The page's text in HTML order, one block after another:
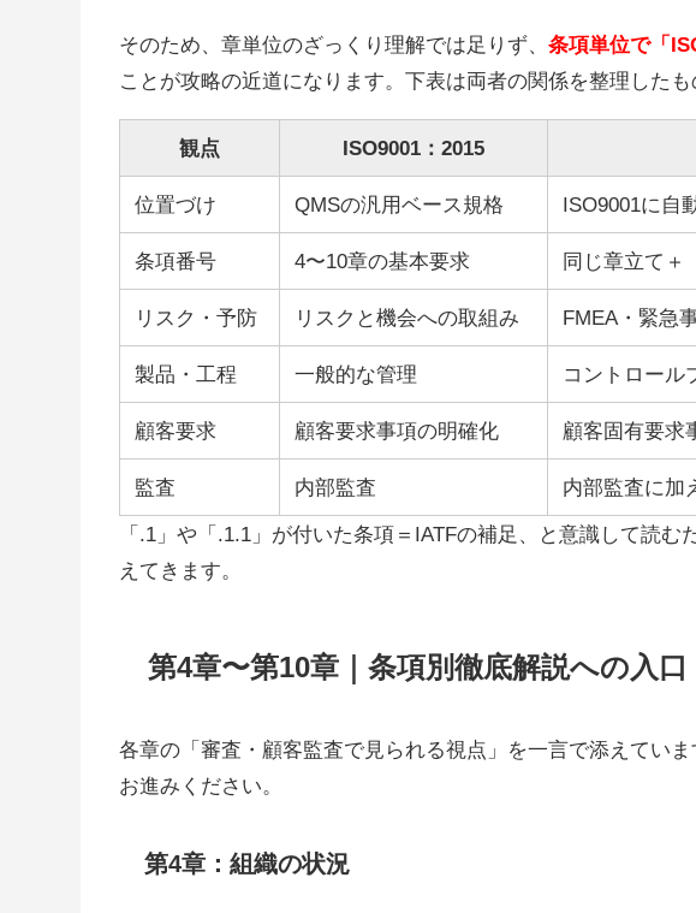
そのため、章単位のざっくり理解では足りず、条項単位で「
ことが攻略の近道になります。下表は両者の関係を整理したも
観点 ISO9001：2015
位置づけ QMSの汎用ベース規格 ISO9001に自
条項番号 4〜10章の基本要求 同じ章立て＋
リスク・予防 リスクと機会への取組み FMEA・緊急
製品・工程 一般的な管理 コントロール
顧客要求 顧客要求事項の明確化 顧客固有要求
監査 内部監査 内部監査に加
「.1」や「.1.1」が付いた条項＝IATFの補足、と意識して読
えてきます。
第4章〜第10章｜条項別徹底解説への入口
各章の「審査・顧客監査で見られる視点」を一言で添えてい
お進みください。
第4章：組織の状況